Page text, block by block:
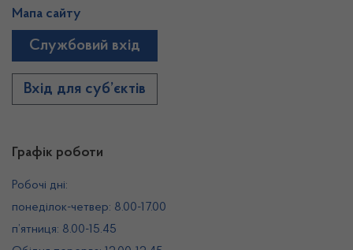
Графік роботи
Робочі дні:
понеділок-четвер: 8.00-17.00
п’ятниця: 8.00-15.45
Мапа сайту
Службовий вхід
Вхід для суб’єктів